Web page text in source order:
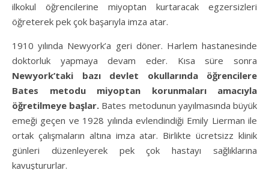
ilkokul öğrencilerine miyoptan kurtaracak egzersizleri
öğreterek pek çok başarıyla imza atar.
1910 yılında Newyork’a geri döner. Harlem hastanesinde
doktorluk yapmaya devam eder. Kısa süre sonra
Newyork’taki bazı devlet okullarında öğrencilere
Bates metodu miyoptan korunmaları amacıyla
öğretilmeye başlar. Bates metodunun yayılmasında büyük
emeği geçen ve 1928 yılında evlendindiği Emily Lierman ile
ortak çalışmaların altına imza atar. Birlikte ücretsizz klinik
günleri düzenleyerek pek çok hastayı sağlıklarına
kavuştururlar.